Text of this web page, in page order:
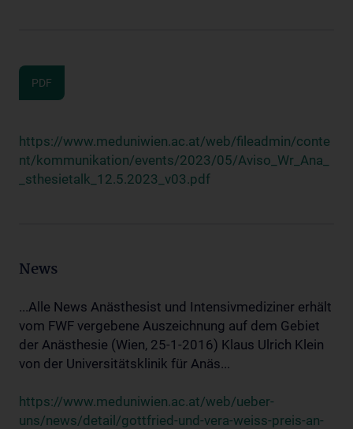
PDF
https://www.meduniwien.ac.at/web/fileadmin/conte
nt/kommunikation/events/2023/05/Aviso_Wr_Ana_
_sthesietalk_12.5.2023_v03.pdf
News
...Alle News Anästhesist und Intensivmediziner erhält
vom FWF vergebene Auszeichnung auf dem Gebiet
der Anästhesie (Wien, 25-1-2016) Klaus Ulrich Klein
von der Universitätsklinik für Anäs...
https://www.meduniwien.ac.at/web/ueber-
uns/news/detail/gottfried-und-vera-weiss-preis-an-